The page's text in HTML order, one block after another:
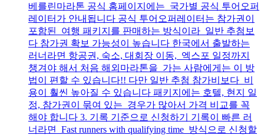
베를린마라톤 공식 홈페이지에는 국가별 공식 투어오퍼
레이터가 안내됩니다 공식 투어오퍼레이터는 참가권이
포함된 여행 패키지를 판매하는 방식이라 일반 추첨보
다 참가권 확보 가능성이 높습니다 한국에서 출발하는
러너라면 항공권, 숙소, 대회장 이동, 엑스포 일정까지
챙겨야 해서 처음 해외마라톤을 가는 사람에게는 이 방
법이 편할 수 있습니다!! 다만 일반 추첨 참가비보다 비
용이 훨씬 높아질 수 있습니다 패키지에는 호텔, 현지 일
정, 참가권이 묶여 있는 경우가 많아서 가격 비교를 꼭
해야 합니다 3. 기록 기준으로 신청하기 기록이 빠른 러
너라면 Fast runners with qualifying time 방식으로 신청할